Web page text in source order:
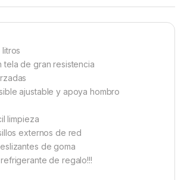
litros
tela de gran resistencia
ajustable y apoya hombro
limpieza
externos de red
de goma
de regalo!!!